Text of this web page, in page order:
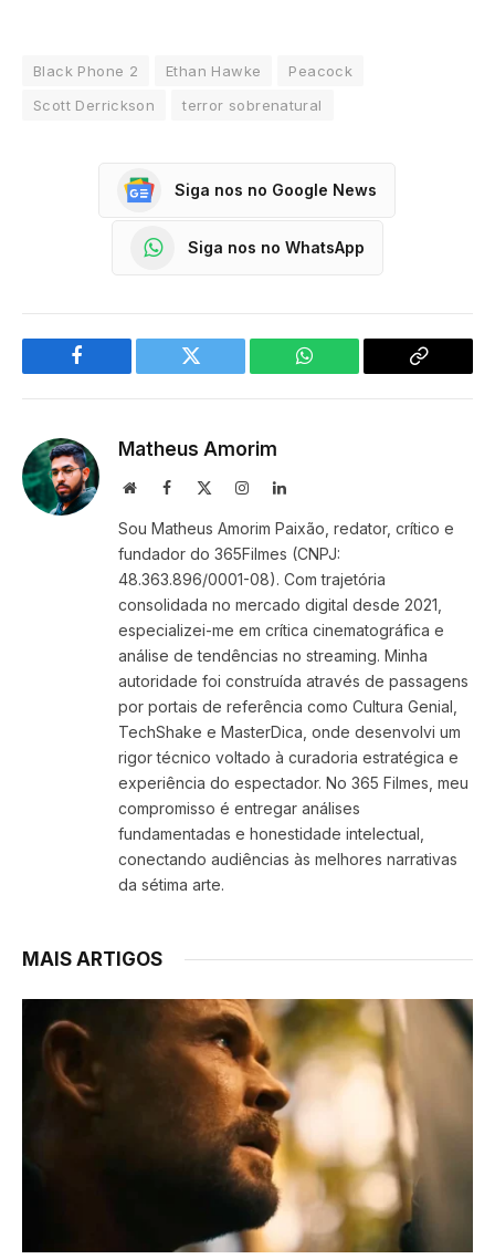
Black Phone 2 Ethan Hawke
Peacock
Scott Derrickson
terror sobrenatural
Siga nos no Google News
Siga nos no WhatsApp
Facebook Twitter WhatsApp
Copy
Matheus Amorim
WebsiteFacebook InstagramLinkedIn
Sou Matheus Amorim Paixão, redator, crítico e
fundador do 365Filmes (CNPJ:
48.363.896/0001-08). Com trajetória
consolidada no mercado digital desde 2021,
especializei-me em crítica cinematográfica e
análise de tendências no streaming. Minha
autoridade foi construída através de passagens
por portais de referência como Cultura Genial,
TechShake e MasterDica, onde desenvolvi um
rigor técnico voltado à curadoria estratégica e
experiência do espectador. No 365 Filmes, meu
compromisso é entregar análises
fundamentadas e honestidade intelectual,
conectando audiências às melhores narrativas
da sétima arte.
MAIS ARTIGOS